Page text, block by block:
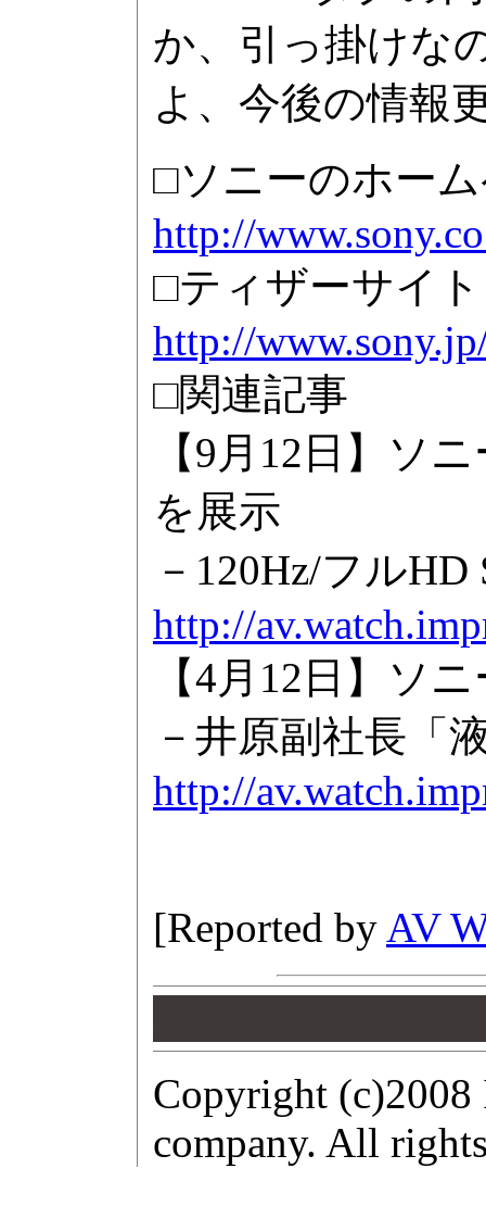
か、引っ掛けな
よ、今後の情報
□ソニーのホー
http://
□ティザーサイト
http://
□関連記事
【9月12日】ソ
を展示
－120Hz/フル
http://
【4月12日】ソ
－井原副社長「
http://
[Reported by AV
Copyright (c)2008
company. All